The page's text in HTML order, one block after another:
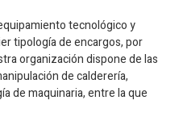
tecnológico y
tipología de encargos, por
organización dispone de las
de calderería,
de maquinaria, entre la que